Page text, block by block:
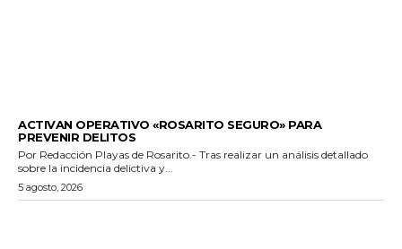
ACTIVAN OPERATIVO «ROSARITO SEGURO» PARA
PREVENIR DELITOS
Por Redacción Playas de Rosarito.- Tras realizar un análisis detallado
sobre la incidencia delictiva y...
5 agosto, 2026